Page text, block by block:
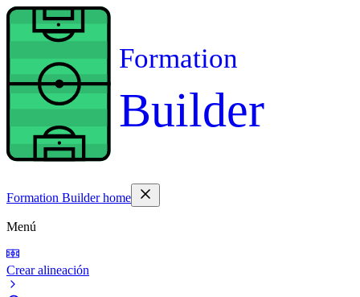
Formation
Builder
Formation Builder home
Menú
Crear alineación